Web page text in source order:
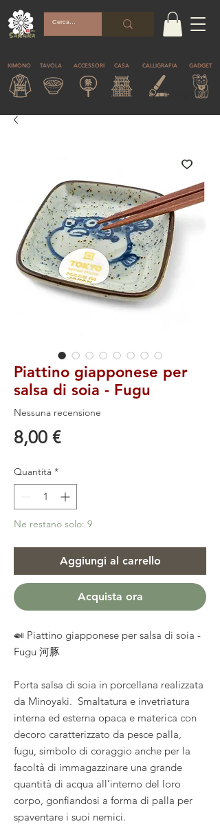
KIMONO TAVOLA ACCESSORI CASA CALLIGRAFIA GADGET
© Copyright
Piattino giapponese per
salsa di soia - Fugu
Nessuna recensione
8,00 €Prezzo
Quantità *
Ne restano solo: 9
Aggiungi al carrello
Acquista ora
🍛 Piattino giapponese per salsa di soia -
Fugu 河豚
Porta salsa di soia in porcellana realizzata
da Minoyaki. Smaltatura e invetriatura
interna ed esterna opaca e materica con
decoro caratterizzato da pesce palla,
fugu, simbolo di coraggio anche per la
facoltà di immagazzinare una grande
quantità di acqua all’interno del loro
corpo, gonfiandosi a forma di palla per
spaventare i suoi nemici.